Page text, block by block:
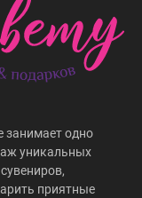
занимает одно
уникальных
приятные